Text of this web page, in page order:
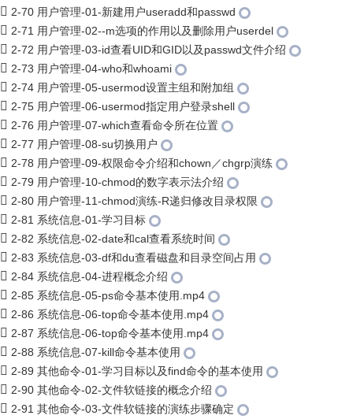
2-70 用户管理-01-新建用户useradd和passwd
2-71 用户管理-02--m选项的作用以及删除用户userdel
2-72 用户管理-03-id查看UID和GID以及passwd文件介绍
2-73 用户管理-04-who和whoami
2-74 用户管理-05-usermod设置主组和附加组
2-75 用户管理-06-usermod指定用户登录shell
2-76 用户管理-07-which查看命令所在位置
2-77 用户管理-08-su切换用户
2-78 用户管理-09-权限命令介绍和chown／chgrp演练
2-79 用户管理-10-chmod的数字表示法介绍
2-80 用户管理-11-chmod演练-R递归修改目录权限
2-81 系统信息-01-学习目标
2-82 系统信息-02-date和cal查看系统时间
2-83 系统信息-03-df和du查看磁盘和目录空间占用
2-84 系统信息-04-进程概念介绍
2-85 系统信息-05-ps命令基本使用.mp4
2-86 系统信息-06-top命令基本使用.mp4
2-87 系统信息-06-top命令基本使用.mp4
2-88 系统信息-07-kill命令基本使用
2-89 其他命令-01-学习目标以及find命令的基本使用
2-90 其他命令-02-文件软链接的概念介绍
2-91 其他命令-03-文件软链接的演练步骤确定